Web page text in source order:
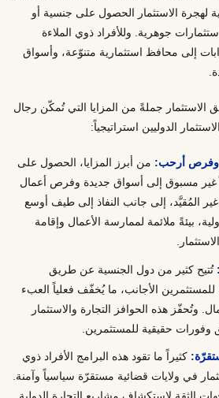
لهجرة الاستثمار الحصول على جنسية أو
جوهرية. وللأفراد ذوي الملاءة
إلى محافظ استثمارية متنوّعة، وأسواق
الاستثمار جملةً من المزايا التي تُمكّن رجال
الدوليين استراتيجياً:
وفرص أرحب: من أبرز المزايا، الحصول على
غير مسبوق إلى أسواق جديدة وفرص أعمال
غير المُقيَّد، إلى جانب النفاذ إلى طيف أوسع
بيئةً ملائمة لممارسة الأعمال وإقامة
تُتيح كثير من دول الجنسية عن طريق
للمستثمرين الأجانب، ما يُخفّف فعلياً العبء
وتُحفّز هذه الحوافز التجارة والاستثمار
وفورات حقيقية للمستثمرين.
كثيراً ما تقود هذه البرامج الأفراد ذوي
في ولايات قضائية مستقرّة سياسياً وآمنة.
الثقة لاستكشاف مشاريع التجارة الدولية